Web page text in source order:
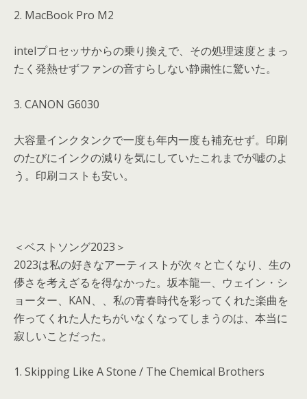
2. MacBook Pro M2
intelプロセッサからの乗り換えで、その処理速度とまっ
たく発熱せずファンの音すらしない静粛性に驚いた。
3. CANON G6030
大容量インクタンクで一度も年内一度も補充せず。印刷
のたびにインクの減りを気にしていたこれまでが嘘のよ
う。印刷コストも安い。
＜ベストソング2023＞
2023は私の好きなアーティストが次々と亡くなり、生の
儚さを考えざるを得なかった。坂本龍一、ウェイン・シ
ョーター、KAN、、私の青春時代を彩ってくれた楽曲を
作ってくれた人たちがいなくなってしまうのは、本当に
寂しいことだった。
1. Skipping Like A Stone / The Chemical Brothers